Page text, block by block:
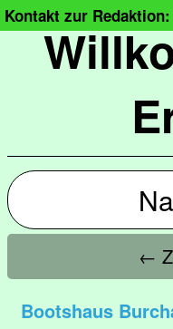
Kontakt zur Redaktion:
←
Bootshaus